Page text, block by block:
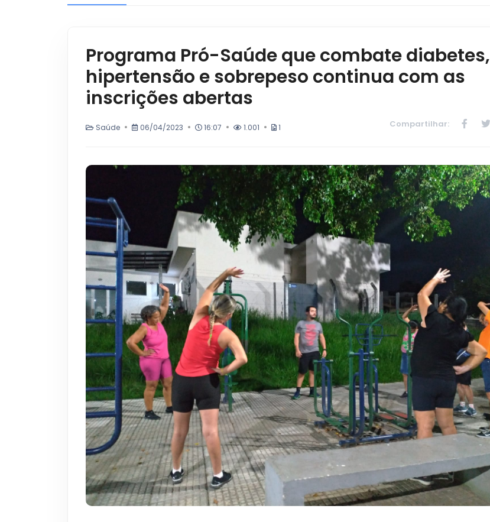
Programa Pró-Saúde que combate diabetes,
hipertensão e sobrepeso continua com as
inscrições abertas
Saúde 06/04/2023 16:07 1.001 1 Compartilhar: